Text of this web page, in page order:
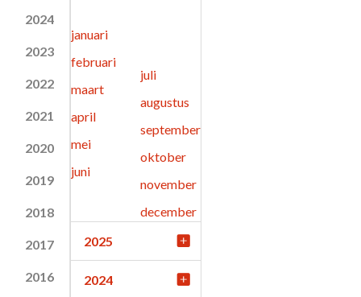
2024
2023
2022
2021
2020
2019
2018
2017
2016
januari
februari
maart
april
mei
juni
juli
augustus
september
oktober
november
december
2025
2024